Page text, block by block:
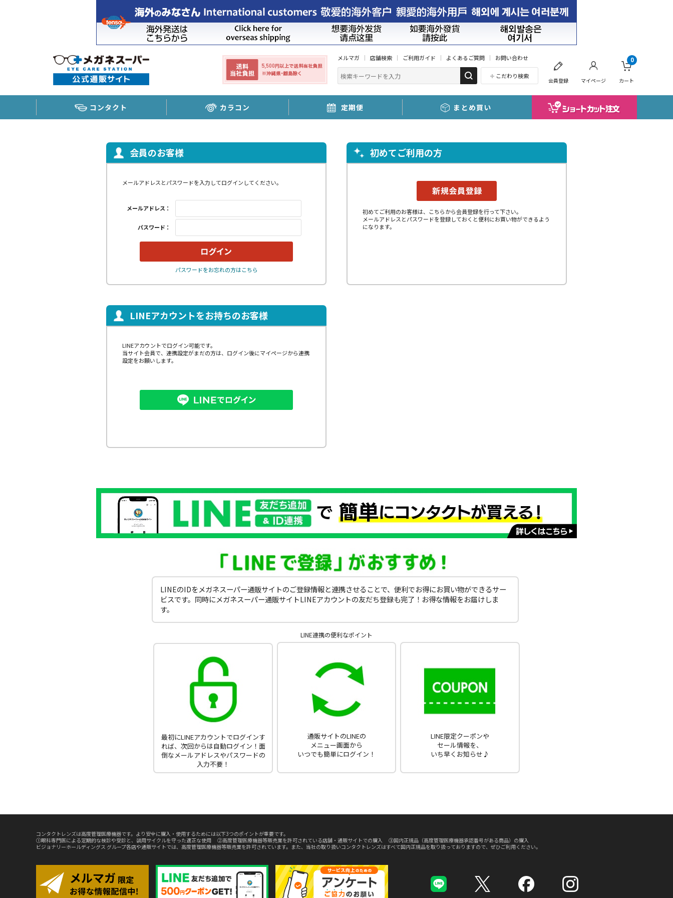
メルマガ 店舗検索 ご利用ガイド よくあるご質問 お問い合わせ
こだわり検索
会員登録 マイページ カート
0
コンタクト カラコン 定期便 まとめ買い
会員のお客様
メールアドレスとパスワードを入力してログインしてください。
メールアドレス：
パスワード：
パスワードをお忘れの方はこちら
初めてご利用の方
初めてご利用のお客様は、こちらから会員登録を行って下さい。
メールアドレスとパスワードを登録しておくと便利にお買い物ができるよう
になります。
LINEアカウントをお持ちのお客様
LINEアカウントでログイン可能です。
当サイト会員で、連携設定がまだの方は、ログイン後にマイページから連携
設定をお願いします。
LINEのIDをメガネスーパー通販サイトのご登録情報と連携させることで、便利でお得にお買い物ができるサー
ビスです。同時にメガネスーパー通販サイトLINEアカウントの友だち登録も完了！お得な情報をお届けしま
す。
LINE連携の便利なポイント
最初にLINEアカウントでログインす
れば、次回からは自動ログイン！面
倒なメールアドレスやパスワードの
入力不要！
通販サイトのLINEの
メニュー画面から
いつでも簡単にログイン！
LINE限定クーポンや
セール情報を、
いち早くお知らせ♪
コンタクトレンズは高度管理医療機器です。より安全に購入・使用するためには以下3つのポイントが重要です。
①眼科専門医による定期的な検診や受診と、装用サイクルを守った適正な使用 ②高度管理医療機器等販売業を許可されている店舗・通販サイトでの購入 ③国内正規品（高度管理医療機器承認番号がある商品）の購入
ビジョナリーホールディングス グループ各店や通販サイトでは、高度管理医療機器等販売業を許可されています。また、当社の取り扱いコンタクトレンズはすべて国内正規品を取り扱っておりますので、ぜひご利用ください。